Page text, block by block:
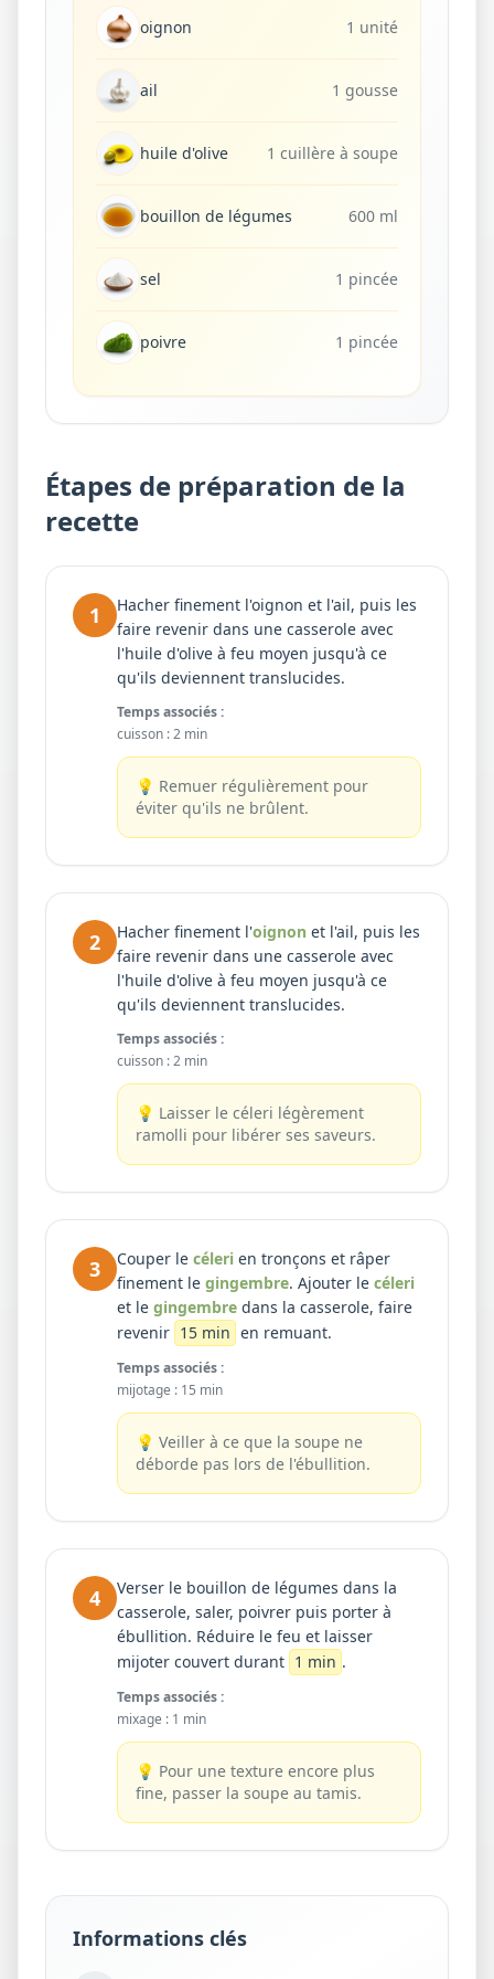
oignon 1 unité
ail 1 gousse
huile d'olive 1 cuillère à soupe
bouillon de légumes 600 ml
sel 1 pincée
poivre 1 pincée
Étapes de préparation de la
recette
1
Hacher finement l'oignon et l'ail, puis les
faire revenir dans une casserole avec
l'huile d'olive à feu moyen jusqu'à ce
qu'ils deviennent translucides.
Temps associés :
cuisson :2 min
💡 Remuer régulièrement pour
éviter qu'ils ne brûlent.
2 Hacher finement l'oignon et l'ail, puis les
faire revenir dans une casserole avec
l'huile d'olive à feu moyen jusqu'à ce
qu'ils deviennent translucides.
Temps associés :
cuisson :2 min
💡 Laisser le céleri légèrement
ramolli pour libérer ses saveurs.
3 Couper le céleri en tronçons et râper
finement le gingembre. Ajouter le céleri
et le gingembre dans la casserole, faire
revenir 15 min en remuant.
Temps associés :
mijotage : 15 min
💡 Veiller à ce que la soupe ne
déborde pas lors de l'ébullition.
4
Verser le bouillon de légumes dans la
casserole, saler, poivrer puis porter à
ébullition. Réduire le feu et laisser
mijoter couvert durant 1 min .
Temps associés :
mixage : 1 min
💡 Pour une texture encore plus
fine, passer la soupe au tamis.
Informations clés